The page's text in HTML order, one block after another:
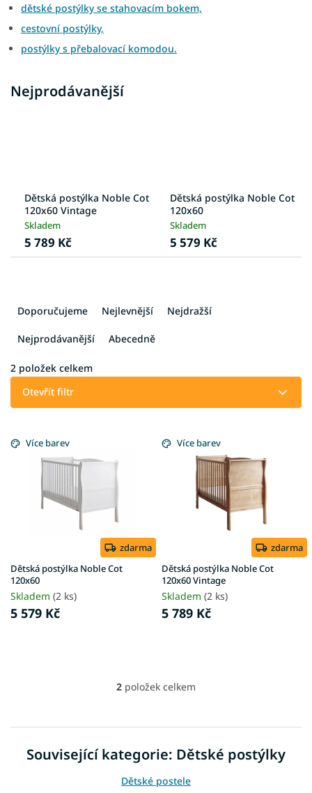
dětské postýlky se stahovacím bokem,
cestovní postýlky,
postýlky s přebalovací komodou.
Nejprodávanější
Dětská postýlka Noble Cot
120x60 Vintage
Skladem
5 789 Kč
Dětská postýlka Noble Cot
120x60
Skladem
5 579 Kč
í
p
u
Doporučujeme Nejlevnější Nejdražší
Nejprodávanější Abecedně
2 položek celkem
Otevřít filtr
ý
u
k
t
ů
Více barev
zdarma
Dětská postýlka Noble Cot
120x60
Skladem (2 ks)
5 579 Kč
Více barev
zdarma
Dětská postýlka Noble Cot
120x60 Vintage
Skladem (2 ks)
5 789 Kč
O
á
a
í
2 položek celkem
Související kategorie: Dětské postýlky
Dětské postele